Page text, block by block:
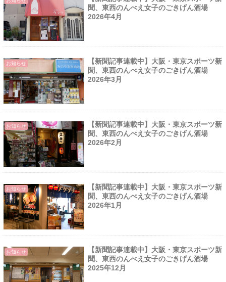
聞、東西のんべえ女子のごきげん酒場
2026年4月
お知らせ
【新聞記事連載中】大阪・東京スポーツ新
聞、東西のんべえ女子のごきげん酒場
2026年3月
お知らせ
【新聞記事連載中】大阪・東京スポーツ新
聞、東西のんべえ女子のごきげん酒場
2026年2月
お知らせ
【新聞記事連載中】大阪・東京スポーツ新
聞、東西のんべえ女子のごきげん酒場
2026年1月
お知らせ
【新聞記事連載中】大阪・東京スポーツ新
聞、東西のんべえ女子のごきげん酒場
2025年12月